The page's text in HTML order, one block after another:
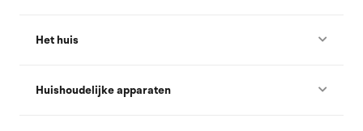
Het huis
Huishoudelijke apparaten